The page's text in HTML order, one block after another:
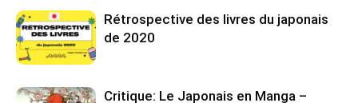
Rétrospective des livres du japonais
de 2020
Critique: Le Japonais en Manga –